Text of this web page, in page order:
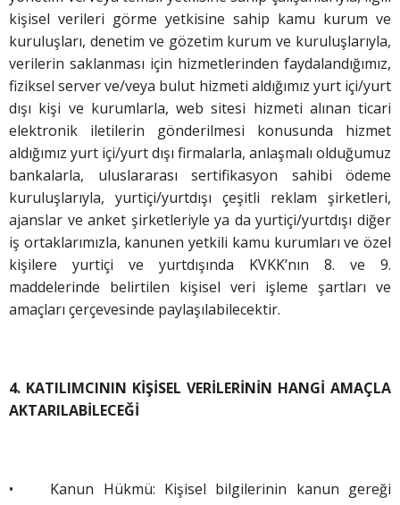
kişisel verileri görme yetkisine sahip kamu kurum ve
kuruluşları, denetim ve gözetim kurum ve kuruluşlarıyla,
verilerin saklanması için hizmetlerinden faydalandığımız,
fiziksel server ve/veya bulut hizmeti aldığımız yurt içi/yurt
dışı kişi ve kurumlarla, web sitesi hizmeti alınan ticari
elektronik iletilerin gönderilmesi konusunda hizmet
aldığımız yurt içi/yurt dışı firmalarla, anlaşmalı olduğumuz
bankalarla, uluslararası sertifikasyon sahibi ödeme
kuruluşlarıyla, yurtiçi/yurtdışı çeşitli reklam şirketleri,
ajanslar ve anket şirketleriyle ya da yurtiçi/yurtdışı diğer
iş ortaklarımızla, kanunen yetkili kamu kurumları ve özel
kişilere yurtiçi ve yurtdışında KVKK’nın 8. ve 9.
maddelerinde belirtilen kişisel veri işleme şartları ve
amaçları çerçevesinde paylaşılabilecektir.
4. KATILIMCININ KİŞİSEL VERİLERİNİN HANGİ AMAÇLA
AKTARILABİLECEĞİ
•
Kanun Hükmü: Kişisel bilgilerinin kanun gereği